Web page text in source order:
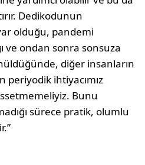
Dedikodunun
olduğu, pandemi
ve ondan sonra sonsuza
diğer insanların
periyodik ihtiyacımız
Bunu
sürece pratik, olumlu